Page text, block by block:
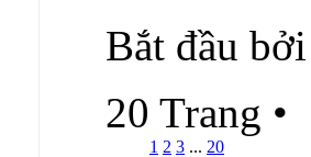
Bắt đầu bởi
20 Trang •
1 2 3 ... 20